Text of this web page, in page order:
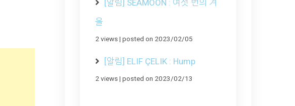
[알림] SEAMOON : 여섯 번의 겨
울
2 views| posted on 2023/02/05
[알림] ELIF ÇELIK : Hump
2 views| posted on 2023/02/13